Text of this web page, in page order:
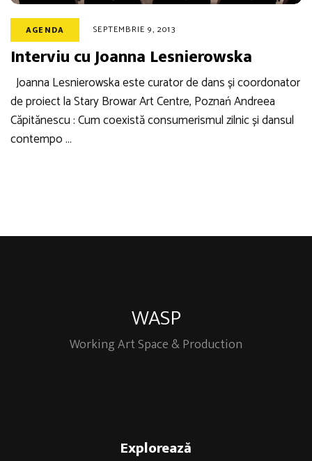
AGENDA SEPTEMBRIE 9, 2013
Interviu cu Joanna Lesnierowska
Joanna Lesnierowska este curator de dans și coordonator
de proiect la Stary Browar Art Centre, Poznań Andreea
Căpitănescu : Cum coexistă consumerismul zilnic și dansul
contempo …
WASP
Working Art Space & Production
Explorează